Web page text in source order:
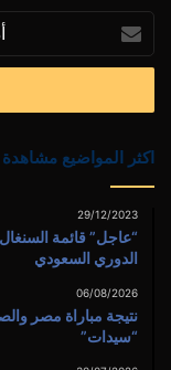
بريدك
الإلكتروني
اكثر المواضيع مشاهدة
29/12/2023
“عاجل” قائمة
الدوري السعودي
06/08/2026
“سيدات”